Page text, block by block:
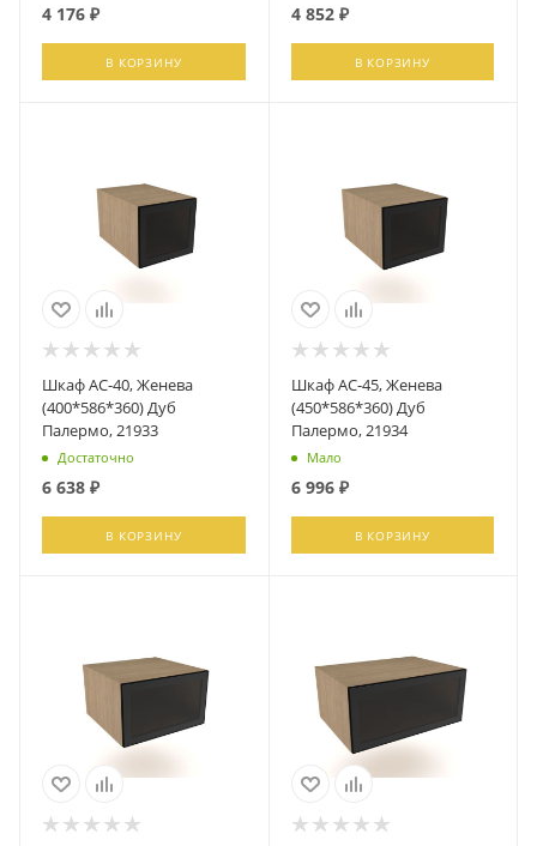
4 176 ₽
В КОРЗИНУ
4 852₽
В КОРЗИНУ
Шкаф АС-40, Женева
(400*586*360) Дуб
Палермо, 21933
Достаточно
6 638 ₽
В КОРЗИНУ
Шкаф АС-45, Женева
(450*586*360) Дуб
Палермо, 21934
Мало
6 996₽
В КОРЗИНУ